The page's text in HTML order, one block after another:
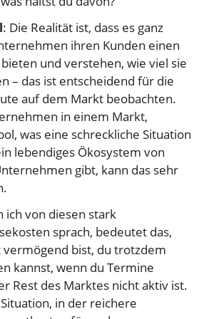
: Die Realität ist, dass es ganz
ihren Kunden einen
und verstehen, wie viel sie
– das ist entscheidend für die
auf dem Markt beobachten.
in einem Markt,
was eine schreckliche Situation
lebendiges Ökosystem von
gibt, kann das sehr
ich von diesen stark
sprach, bedeutet das,
vermögend bist, du trotzdem
kannst, wenn du Termine
Rest des Marktes nicht aktiv ist.
in der reichere